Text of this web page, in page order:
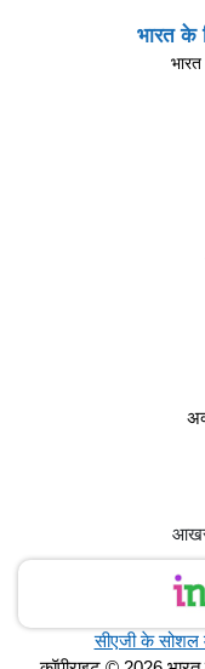
भारत के
भारत
सीएजी के सोशल